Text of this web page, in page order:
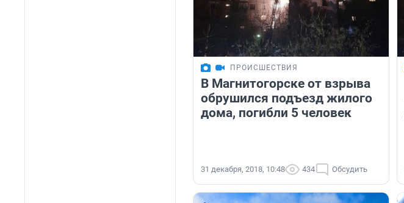
ПРОИСШЕСТВИЯ
В Магнитогорске от взрыва
обрушился подъезд жилого
дома, погибли 5 человек
31 декабря, 2018, 10:48 434 Обсудить